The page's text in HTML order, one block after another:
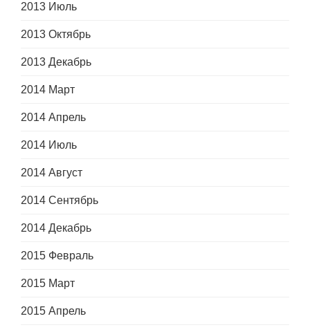
2013 Июль
2013 Октябрь
2013 Декабрь
2014 Март
2014 Апрель
2014 Июль
2014 Август
2014 Сентябрь
2014 Декабрь
2015 Февраль
2015 Март
2015 Апрель